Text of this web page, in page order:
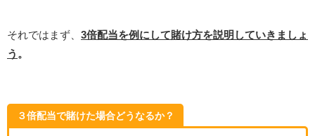
それではまず、 3倍配当を例にして賭け方を説明していきましょ
う 。
３倍配当で賭けた場合どうなるか？